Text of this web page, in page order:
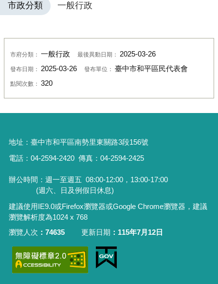
市政分類 一般行政
市府分類： 一般行政 最後異動日期： 2025-03-26
發布日期： 2025-03-26 發布單位： 臺中市和平區民代表會
點閱次數： 320
地址： 臺中市和平區南勢里東關路3段156號
電話：04-2594-2420 傳真：04-2594-2425
辦公時間：週一至週五 08:00-12:00，13:00-17:00
(週六、日及例假日休息)
建議使用IE9.0或Firefox瀏覽器或Google Chrome瀏覽器，建議
瀏覽解析度為1024 x 768
瀏覽人次
74635 更新日期 115年7月12日